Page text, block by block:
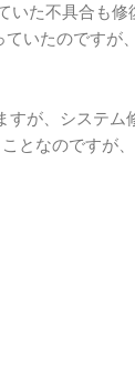
た不具合も修
いたのですが
すが、システ
となのですが